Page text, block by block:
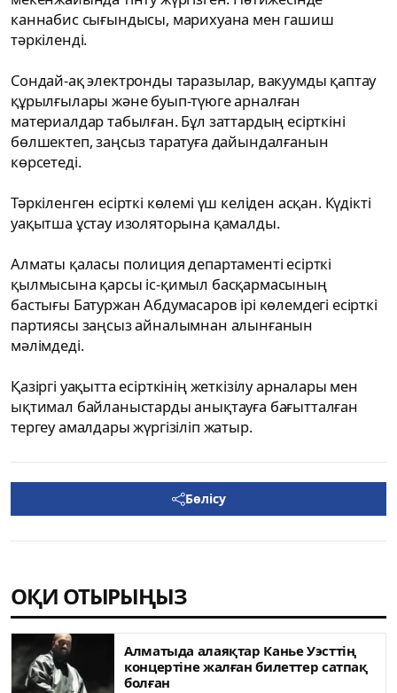
каннабис сығындысы, марихуана мен гашиш
тәркіленді.
Сондай-ақ электронды таразылар, вакуумды қаптау
құрылғылары және буып-түюге арналған
материалдар табылған. Бұл заттардың есірткіні
бөлшектеп, заңсыз таратуға дайындалғанын
көрсетеді.
Тәркіленген есірткі көлемі үш келіден асқан. Күдікті
уақытша ұстау изоляторына қамалды.
Алматы қаласы полиция департаменті есірткі
қылмысына қарсы іс-қимыл басқармасының
бастығы Батуржан Абдумасаров ірі көлемдегі есірткі
партиясы заңсыз айналымнан алынғанын
мәлімдеді.
Қазіргі уақытта есірткінің жеткізілу арналары мен
ықтимал байланыстарды анықтауға бағытталған
тергеу амалдары жүргізіліп жатыр.
Бөлісу
ОҚИ ОТЫРЫҢЫЗ
Алматыда алаяқтар Канье Уэсттің
концертіне жалған билеттер сатпақ
болған